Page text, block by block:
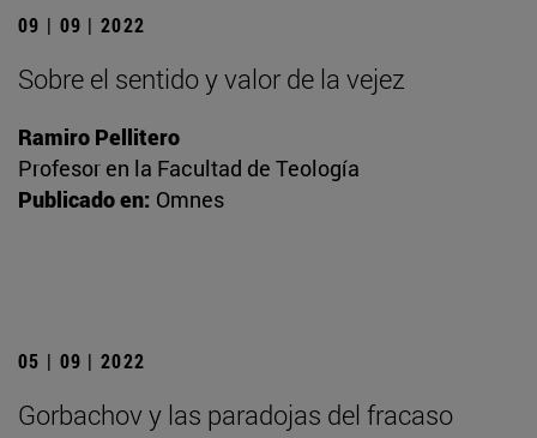
09 | 09 | 2022
Sobre el sentido y valor de la vejez
Ramiro Pellitero
Profesor en la Facultad de Teología
Publicado en: Omnes
05 | 09 | 2022
Gorbachov y las paradojas del fracaso